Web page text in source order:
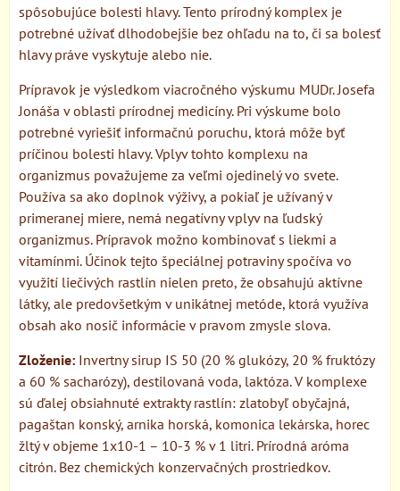
spôsobujúce bolesti hlavy. Tento prírodný komplex je
potrebné užívať dlhodobejšie bez ohľadu na to, či sa bolesť
hlavy práve vyskytuje alebo nie.
Prípravok je výsledkom viacročného výskumu MUDr. Josefa
Jonáša v oblasti prírodnej medicíny. Pri výskume bolo
potrebné vyriešiť informačnú poruchu, ktorá môže byť
príčinou bolesti hlavy. Vplyv tohto komplexu na
organizmus považujeme za veľmi ojedinelý vo svete.
Používa sa ako doplnok výživy, a pokiaľ je užívaný v
primeranej miere, nemá negatívny vplyv na ľudský
organizmus. Prípravok možno kombinovať s liekmi a
vitamínmi. Účinok tejto špeciálnej potraviny spočíva vo
využití liečivých rastlín nielen preto, že obsahujú aktívne
látky, ale predovšetkým v unikátnej metóde, ktorá využíva
obsah ako nosič informácie v pravom zmysle slova.
Zloženie: Invertny sirup IS 50 (20 % glukózy, 20 % fruktózy
a 60 % sacharózy), destilovaná voda, laktóza. V komplexe
sú ďalej obsiahnuté extrakty rastlín: zlatobyľ obyčajná,
pagaštan konský, arnika horská, komonica lekárska, horec
žltý v objeme 1x10-1 – 10-3 % v 1 litri. Prírodná aróma
citrón. Bez chemických konzervačných prostriedkov.